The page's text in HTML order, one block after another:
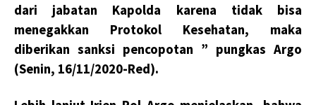
dari jabatan Kapolda karena tidak bisa
menegakkan Protokol Kesehatan, maka
diberikan sanksi pencopotan ” pungkas Argo
(Senin, 16/11/2020-Red).